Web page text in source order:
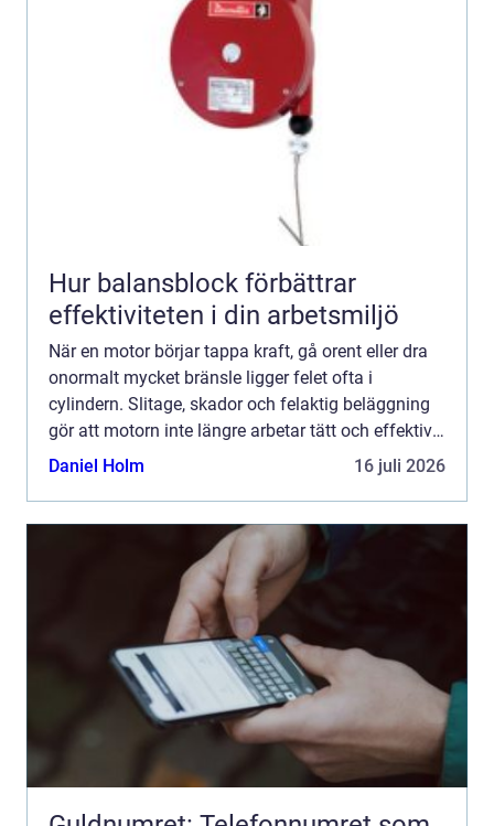
Hur balansblock förbättrar
effektiviteten i din arbetsmiljö
När en motor börjar tappa kraft, gå orent eller dra
onormalt mycket bränsle ligger felet ofta i
cylindern. Slitage, skador och felaktig beläggning
gör att motorn inte längre arbetar tätt och effektivt.
Genom professionella cylinder Reperationer går d...
Daniel Holm 16 juli 2026